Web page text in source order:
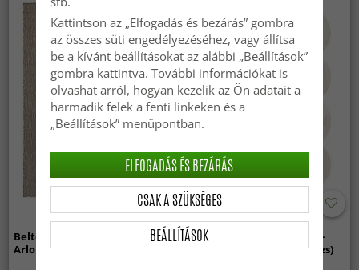
Beltéri és kültéri szőnyeg -
Arlo (bézs)
Hullámos shaggy szőnyeg -
Aranga Super Soft Fur (bézs)
Kattintson az „Elfogadás és bezárás” gombra
az összes süti engedélyezéséhez, vagy állítsa
be a kívánt beállításokat az alábbi „Beállítások”
gombra kattintva. További információkat is
olvashat arról, hogyan kezelik az Ön adatait a
harmadik felek a fenti linkeken és a
„Beállítások” menüpontban.
BEÁLLÍTÁSOK
CSAK A SZÜKSÉGES
ELFOGADÁS ÉS BEZÁRÁS